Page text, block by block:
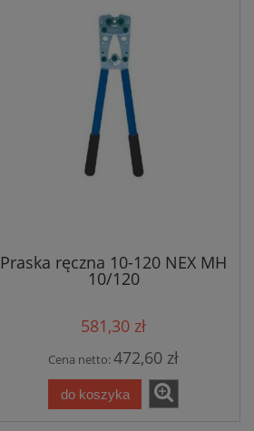
Praska ręczna 10-120 NEX MH
10/120
581,30 zł
Cena netto:472,60 zł
do koszyka